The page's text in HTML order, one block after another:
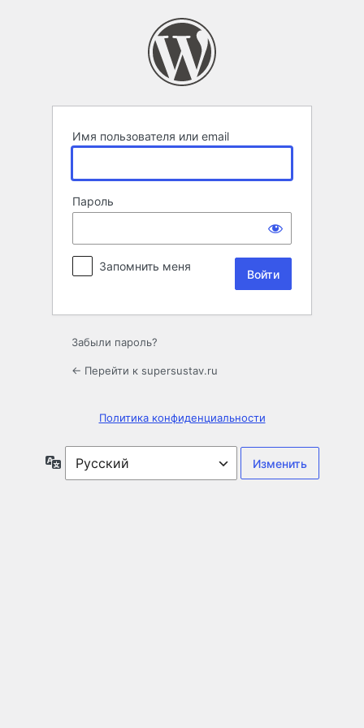
Имя пользователя или email
Пароль
Запомнить меня
Забыли пароль?
← Перейти к supersustav.ru
Политика конфиденциальности
Язык